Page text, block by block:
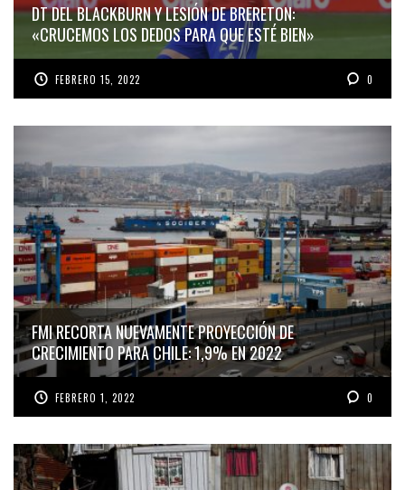
DT DEL BLACKBURN Y LESIÓN DE BRERETON:
«CRUCEMOS LOS DEDOS PARA QUE ESTÉ BIEN»
FEBRERO 15, 2022 0
FMI RECORTA NUEVAMENTE PROYECCIÓN DE
CRECIMIENTO PARA CHILE: 1,9% EN 2022
FEBRERO 1, 2022 0